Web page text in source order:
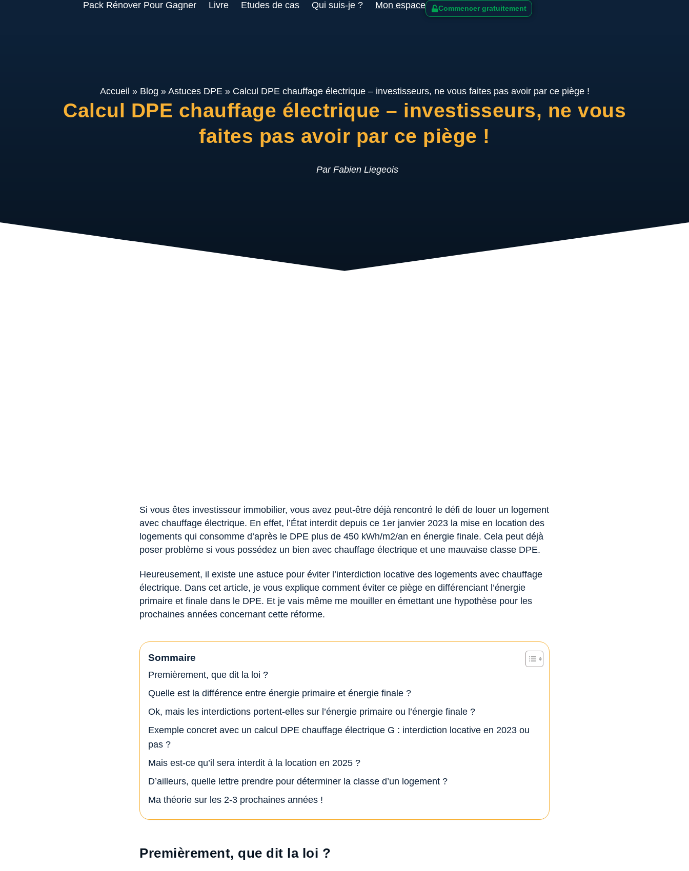
Pack Rénover Pour Gagner Livre Etudes de cas Qui suis-je ? Mon espace Commencer gratuitement
Accueil » Blog » Astuces DPE » Calcul DPE chauffage électrique – investisseurs, ne vous faites pas avoir par ce piège !
Calcul DPE chauffage électrique – investisseurs, ne vous
faites pas avoir par ce piège !
Par Fabien Liegeois
Si vous êtes investisseur immobilier, vous avez peut-être déjà rencontré le défi de louer un logement
avec chauffage électrique. En effet, l’État interdit depuis ce 1er janvier 2023 la mise en location des
logements qui consomme d’après le DPE plus de 450 kWh/m2/an en énergie finale. Cela peut déjà
poser problème si vous possédez un bien avec chauffage électrique et une mauvaise classe DPE.
Heureusement, il existe une astuce pour éviter l’interdiction locative des logements avec chauffage
électrique. Dans cet article, je vous explique comment éviter ce piège en différenciant l’énergie
primaire et finale dans le DPE. Et je vais même me mouiller en émettant une hypothèse pour les
prochaines années concernant cette réforme.
Sommaire
Premièrement, que dit la loi ?
Quelle est la différence entre énergie primaire et énergie finale ?
Ok, mais les interdictions portent-elles sur l’énergie primaire ou l’énergie finale ?
Exemple concret avec un calcul DPE chauffage électrique G : interdiction locative en 2023 ou
pas ?
Mais est-ce qu’il sera interdit à la location en 2025 ?
D’ailleurs, quelle lettre prendre pour déterminer la classe d’un logement ?
Ma théorie sur les 2-3 prochaines années !
Premièrement, que dit la loi ?